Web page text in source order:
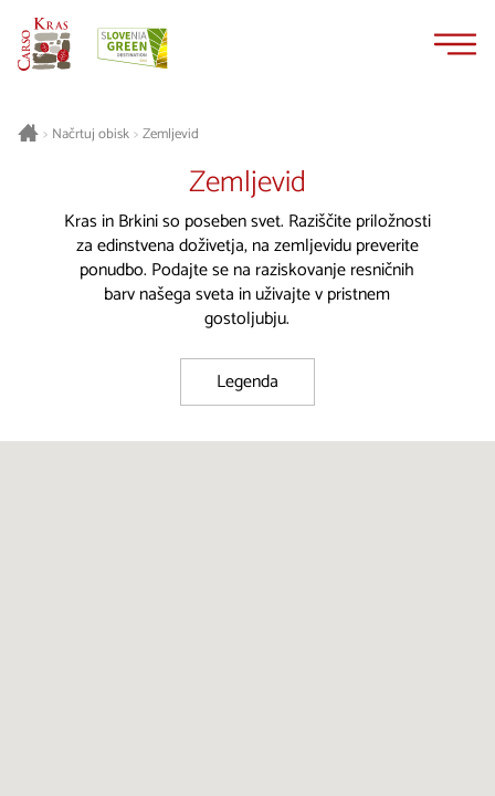
> Načrtuj obisk> Zemljevid
Zemljevid
Kras in Brkini so poseben svet. Raziščite priložnosti
za edinstvena doživetja, na zemljevidu preverite
ponudbo. Podajte se na raziskovanje resničnih
barv našega sveta in uživajte v pristnem
gostoljubju.
Legenda